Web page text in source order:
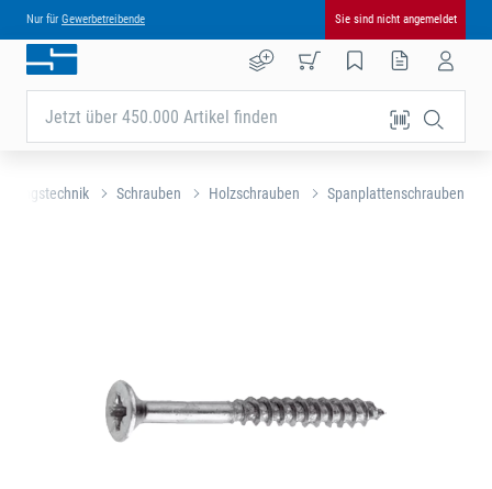
Nur für Gewerbetreibende Sie sind nicht angemeldet
Jetzt über 450.000 Artikel finden
Schrauben Holzschrauben Spanplattenschrauben